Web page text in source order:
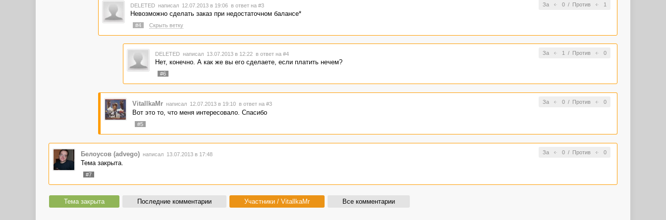
За 0/ Против 1
DELETED написал 12.07.2013 в 19:06 в ответ на #3
Невозможно сделать заказ при недостаточном балансе*
#4 Скрыть ветку
За 1 / Против 0
DELETED написал 13.07.2013 в 12:22 в ответ на #4
Нет, конечно. А как же вы его сделаете, если платить нечем?
#6
За 0/ Против 0
VitallkaMr написал 12.07.2013 в 19:10 в ответ на #3
Вот это то, что меня интересовало. Спасибо
#5
За 0/ Против 0
Белоусов (advego) написал 13.07.2013 в 17:48
Тема закрыта.
#7
Тема закрыта Последние комментарии Участники / VitallkaMr Все комментарии